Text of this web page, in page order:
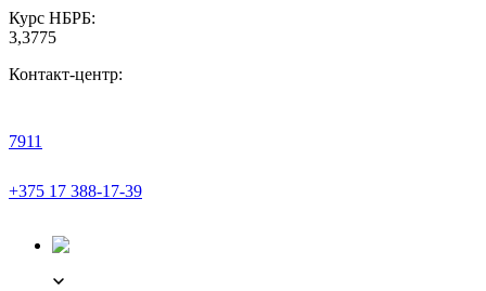
Курс НБРБ:
3,3775
Контакт-центр:
7911
+375 17 388-17-39